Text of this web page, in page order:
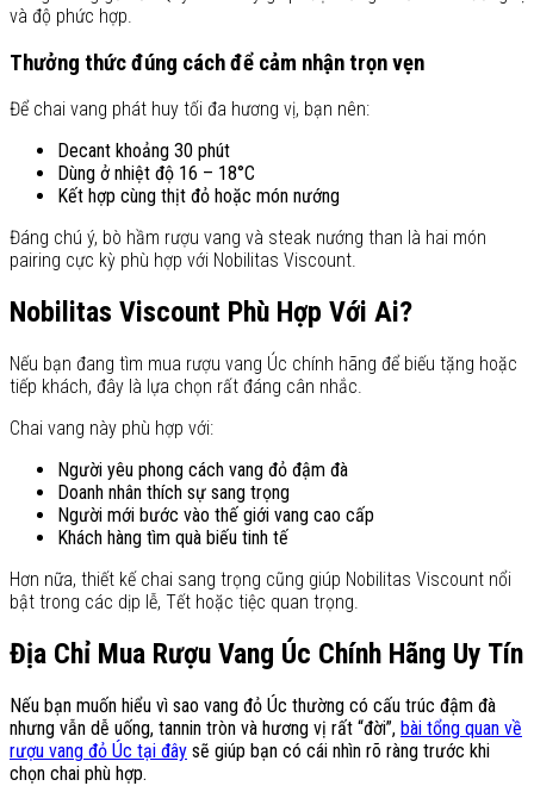
và độ phức hợp.
Thưởng thức đúng cách để cảm nhận trọn vẹn
Để chai vang phát huy tối đa hương vị, bạn nên:
Decant khoảng 30 phút
Dùng ở nhiệt độ 16 – 18°C
Kết hợp cùng thịt đỏ hoặc món nướng
Đáng chú ý, bò hầm rượu vang và steak nướng than là hai món
pairing cực kỳ phù hợp với Nobilitas Viscount.
Nobilitas Viscount Phù Hợp Với Ai?
Nếu bạn đang tìm mua rượu vang Úc chính hãng để biếu tặng hoặc
tiếp khách, đây là lựa chọn rất đáng cân nhắc.
Chai vang này phù hợp với:
Người yêu phong cách vang đỏ đậm đà
Doanh nhân thích sự sang trọng
Người mới bước vào thế giới vang cao cấp
Khách hàng tìm quà biếu tinh tế
Hơn nữa, thiết kế chai sang trọng cũng giúp Nobilitas Viscount nổi
bật trong các dịp lễ, Tết hoặc tiệc quan trọng.
Địa Chỉ Mua Rượu Vang Úc Chính Hãng Uy Tín
Nếu bạn muốn hiểu vì sao vang đỏ Úc thường có cấu trúc đậm đà
nhưng vẫn dễ uống, tannin tròn và hương vị rất “đời”, bài tổng quan về
rượu vang đỏ Úc tại đây sẽ giúp bạn có cái nhìn rõ ràng trước khi
chọn chai phù hợp.